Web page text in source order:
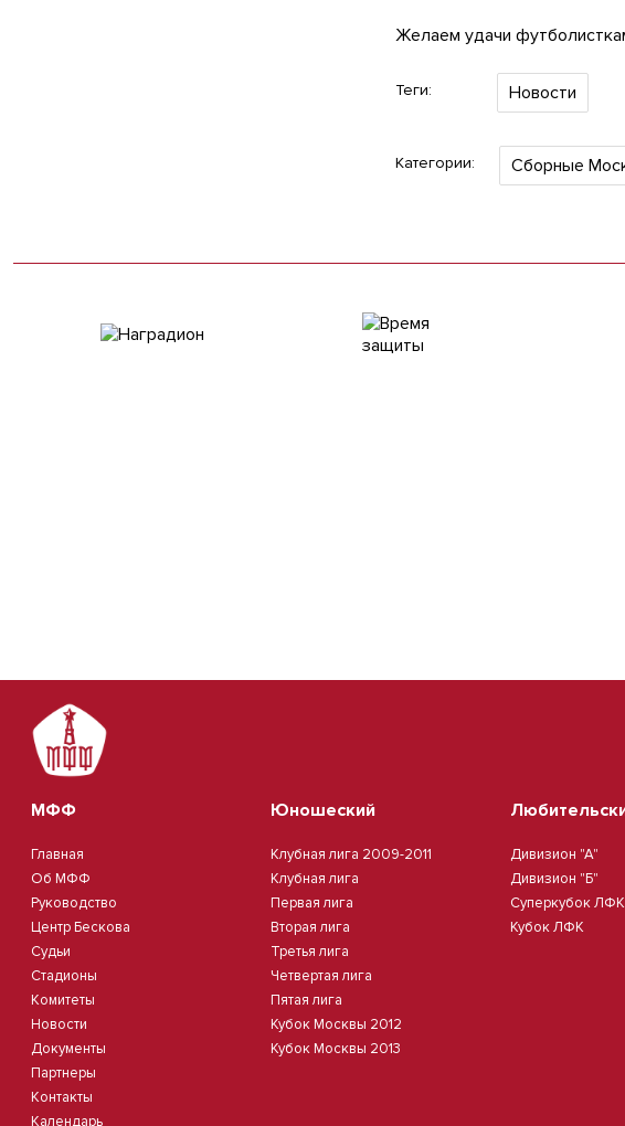
Желаем удачи
Теги: Новости
Категории: Сборные
МФФ
Главная
Об МФФ
Руководство
Центр Бескова
Судьи
Стадионы
Комитеты
Новости
Документы
Партнеры
Контакты
Календарь
Юношеский
Клубная лига 2009-2011
Клубная лига
Первая лига
Вторая лига
Третья лига
Четвертая лига
Пятая лига
Кубок Москвы 2012
Кубок Москвы 2013
Дивизион "А"
Дивизион "Б"
Суперкубок ЛФК
Кубок ЛФК